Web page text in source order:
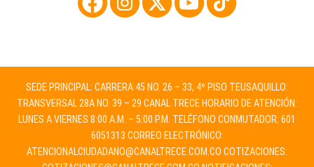
SEDE PRINCIPAL: CARRERA 45 NO. 26 – 33, 4º PISO TEUSAQUILLO:
TRANSVERSAL 28A NO. 39 – 29 CANAL TRECE HORARIO DE ATENCIÓN:
LUNES A VIERNES 8:00 A.M. – 5:00 P.M. TELÉFONO CONMUTADOR: 601
6051313 CORREO ELECTRÓNICO:
ATENCIONALCIUDADANO@CANALTRECE.COM.CO COTIZACIONES: